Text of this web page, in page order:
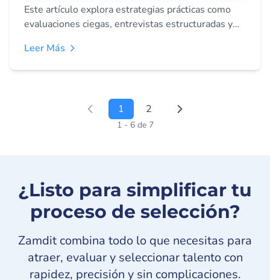
Este artículo explora estrategias prácticas como
evaluaciones ciegas, entrevistas estructuradas y
diversos y eficaces.
Leer Más
1 2
1 - 6 de 7
¿Listo para simplificar tu
proceso de selección?
Zamdit combina todo lo que necesitas para
atraer, evaluar y seleccionar talento con
rapidez, precisión y sin complicaciones.